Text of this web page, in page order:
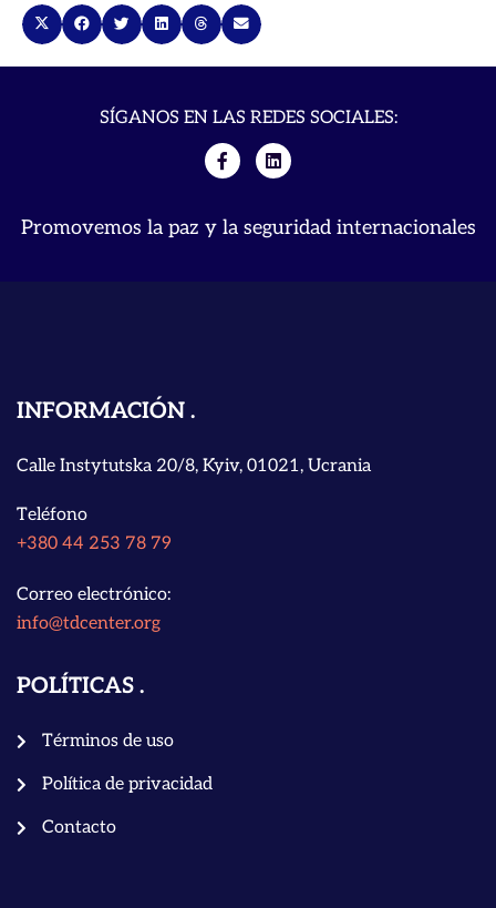
SÍGANOS EN LAS REDES SOCIALES:
Promovemos la paz y la seguridad internacionales
INFORMACIÓN
Calle Instytutska 20/8, Kyiv, 01021, Ucrania
Teléfono
+380 44 253 78 79
Correo electrónico:
info@tdcenter.org
POLÍTICAS
Términos de uso
Política de privacidad
Contacto